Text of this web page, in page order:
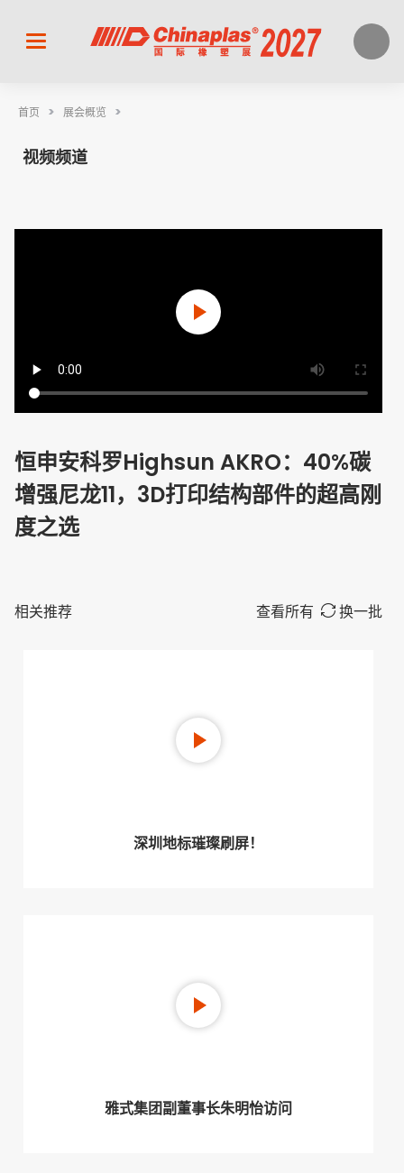
首页 > 展会概览 >
视频频道
恒申安科罗Highsun AKRO：40%碳
增强尼龙11，3D打印结构部件的超高刚
度之选
相关推荐 查看所有 换一批
深圳地标璀璨刷屏！
雅式集团副董事长朱明怡访问